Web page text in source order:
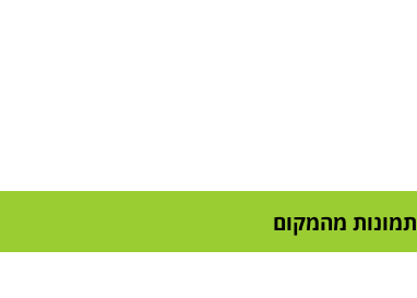
תמונות מהמקום